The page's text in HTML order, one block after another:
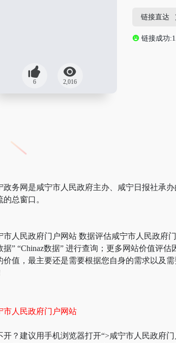
6 2,016
链接直达
链接成功
政务网是咸宁市人民政府主办、咸宁日报社承
的总窗口。
市人民政府门户网站 数据评估咸宁市人民政府
据” “Chinaz数据” 进行查询；更多网站价值评
价值，最主要还是需要根据您自身的需求以及
市人民政府门户网站
开？建议用手机浏览器打开“>咸宁市人民政府